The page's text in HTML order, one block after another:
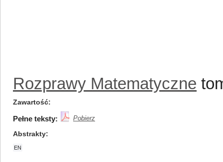
Rozprawy Matematyczne
Zawartość
Pełne teksty: Pobierz
Abstrakty
EN